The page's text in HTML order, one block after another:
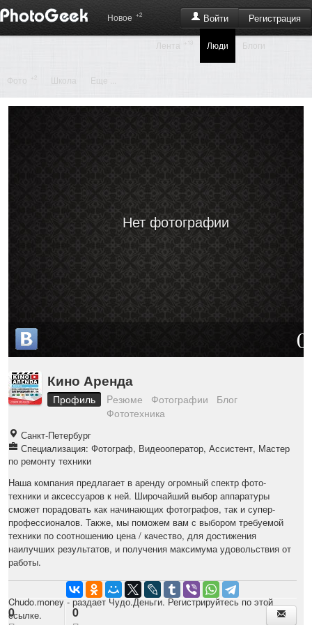
Войти Регистрация
Новое +2
Лента Люди Блоги
Фото Школа Еще ...
Нет фотографии
Кино Аренда
Профиль Pезюме Фотографии
Блог
Фототехника
Санкт-Петербург
Специализация: Фотограф, Видеооператор, Ассистент, Мастер
по ремонту техники
Наша компания предлагает в аренду огромный спектр фото-
техники и аксессуаров к ней. Широчайший выбор аппаратуры
сможет порадовать как начинающих фотографов, так и супер-
профессионалов. Также, мы поможем вам с выбором требуемой
техники по соотношению цена / качество, для достижения
наилучших результатов, и получения максимума удовольствия от
работы.
Chudo.money- раздает Чудо.Деньги. Регистрируйтесь по этой
ссылке.
0 0